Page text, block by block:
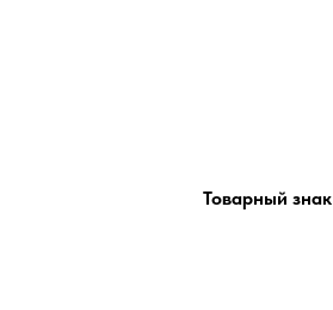
Товарный знак